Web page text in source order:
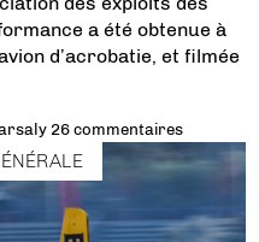
a été obtenue à
d’acrobatie, et filmée
26 commentaires